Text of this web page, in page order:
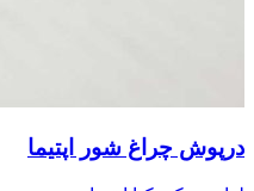
درپوش چراغ شور اپتیما